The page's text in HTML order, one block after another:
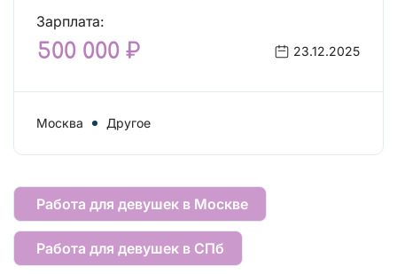
Зарплата:
500 000 ₽ 23.12.2025
Москва Другое
Работа для девушек в Москве
Работа для девушек в СПб